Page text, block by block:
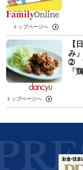
トップページへ
【
み
➁
「
トップページへ